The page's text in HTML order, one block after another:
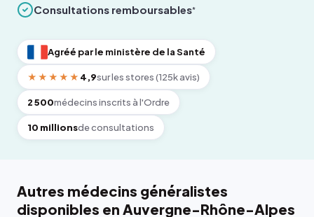
Consultations remboursables*
Agréé par le ministère de la Santé
★★★★★ 4,9sur les stores (125k avis)
2 500médecins inscrits à l'Ordre
10 millionsde consultations
Autres médecins généralistes
disponibles en Auvergne-Rhône-Alpes